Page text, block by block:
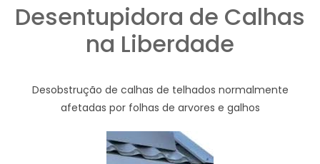
Desentupidora de Calhas
na Liberdade
Desobstrução de calhas de telhados normalmente
afetadas por folhas de arvores e galhos